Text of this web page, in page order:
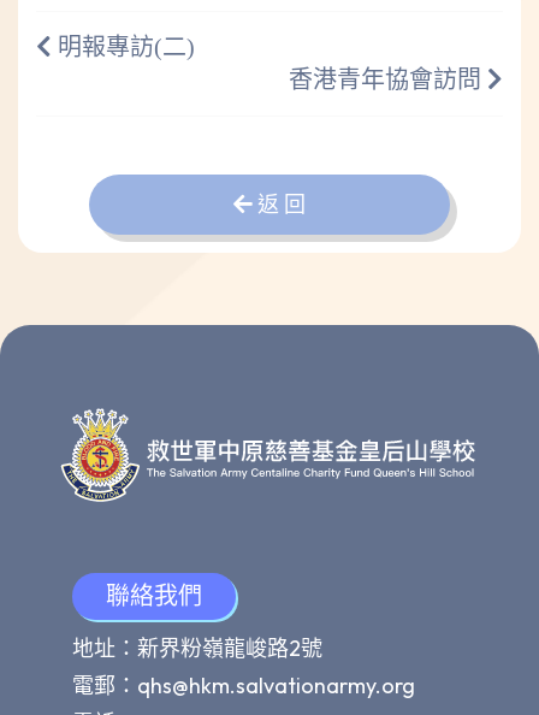
明報專訪(二)
香港青年協會訪問
返 回
聯絡我們
地址：新界粉嶺龍峻路2號
電郵： qhs@hkm.salvationarmy.org